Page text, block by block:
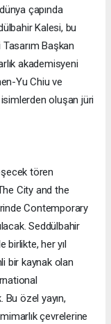
çapında
Kalesi, bu
Başkan
akademisyeni
Yu Chiu ve
oluşan jüri
tören
City and the
Contemporary
Seddülbahir
birlikte, her yıl
bir kaynak olan
özel yayın,
çevrelerine